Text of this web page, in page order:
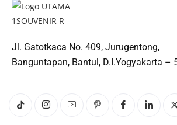
Jl. Gatotkaca No. 409, Jurugentong,
Banguntapan, Bantul, D.I.Yogyakarta –